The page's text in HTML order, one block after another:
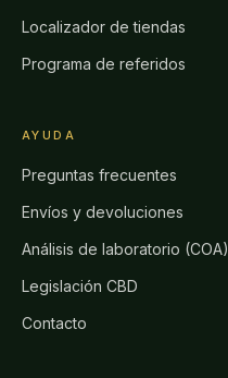
Localizador de tiendas
Programa de referidos
AYUDA
Preguntas frecuentes
Envíos y devoluciones
Análisis de laboratorio (COA)
Legislación CBD
Contacto